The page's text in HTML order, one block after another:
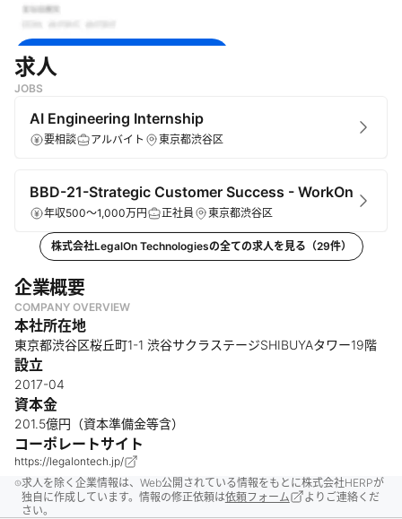
無料で登録して続きを見る
求人
JOBS
AI Engineering Internship
要相談 アルバイト 東京都渋谷区
BBD-21-Strategic Customer Success - WorkOn
年収500～1,000万円 正社員 東京都渋谷区
株式会社LegalOn Technologiesの全ての求人を見る（29件）
企業概要
COMPANY OVERVIEW
本社所在地
東京都渋谷区桜丘町1-1 渋谷サクラステージSHIBUYAタワー19階
設立
2017-04
資本金
201.5億円（資本準備金等含）
コーポレートサイト
https://legalontech.jp/
求人を除く企業情報は、Web公開されている情報をもとに株式会社HERPが
独自に作成しています。情報の修正依頼は依頼フォーム
よりご連絡くだ
さい。